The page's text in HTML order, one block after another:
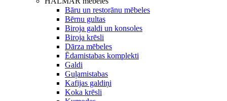
Bāru un restorānu mēbeles
Bērnu gultas
Biroja galdi un konsoles
Biroja krēsli
Dārza mēbeles
Ēdamistabas komplekti
Galdi
Guļamistabas
Kafijas galdiņi
Koka krēsli